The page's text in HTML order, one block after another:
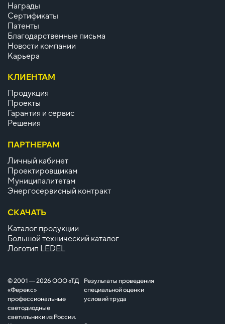
Награды
Сертификаты
Патенты
Благодарственные письма
Новости компании
Карьера
КЛИЕНТАМ
Продукция
Проекты
Гарантия и сервис
Решения
ПАРТНЕРАМ
Личный кабинет
Проектировщикам
Муниципалитетам
Энергосервисный контракт
СКАЧАТЬ
Каталог продукции
Большой технический каталог
Логотип LEDEL
© 2001 — 2026 ООО «ТД
«Ферекс»
профессиональные
светодиодные
светильники из России.
Результаты проведения
специальной оценки
условий труда